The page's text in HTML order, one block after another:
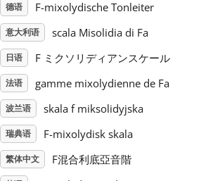
Türkçe
繁體中文
德语 F-mixolydische Tonleiter
意大利语 scala Misolidia di Fa
日语 F ミクソリディアンスケール
法语 gamme mixolydienne de Fa
波兰语 skala f miksolidyjska
瑞典语 F-mixolydisk skala
繁体中文 F混合利底亞音階